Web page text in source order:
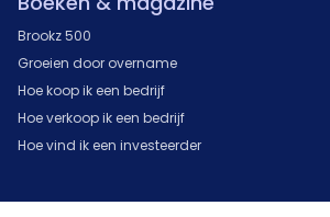
Brookz 500
Groeien door overname
Hoe koop ik een bedrijf
Hoe verkoop ik een bedrijf
Hoe vind ik een investeerder